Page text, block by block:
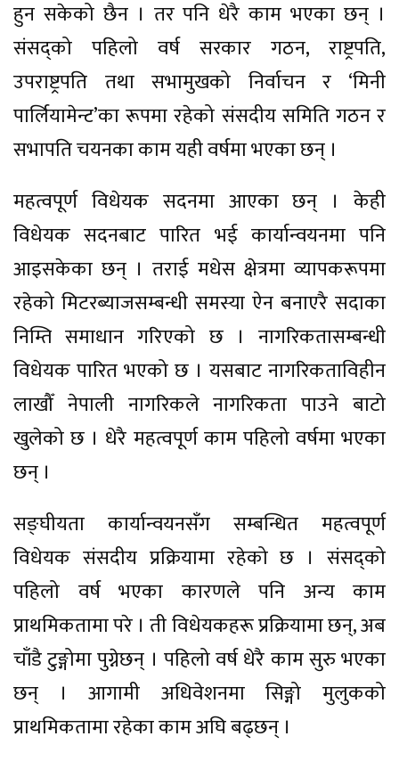
हुन सकेको छैन । तर पनि धेरै काम भएका छन् ।
संसद्को पहिलो वर्ष सरकार गठन, राष्ट्रपति,
उपराष्ट्रपति तथा सभामुखको निर्वाचन र ‘मिनी
पार्लियामेन्ट’का रूपमा रहेको संसदीय समिति गठन र
सभापति चयनका काम यही वर्षमा भएका छन् ।
महत्वपूर्ण विधेयक सदनमा आएका छन् । केही
विधेयक सदनबाट पारित भई कार्यान्वयनमा पनि
आइसकेका छन् । तराई मधेस क्षेत्रमा व्यापकरूपमा
रहेको मिटरब्याजसम्बन्धी समस्या ऐन बनाएरै सदाका
निम्ति समाधान गरिएको छ । नागरिकतासम्बन्धी
विधेयक पारित भएको छ । यसबाट नागरिकताविहीन
लाखौँ नेपाली नागरिकले नागरिकता पाउने बाटो
खुलेको छ । धेरै महत्वपूर्ण काम पहिलो वर्षमा भएका
छन् ।
सङ्घीयता कार्यान्वयनसँग सम्बन्धित महत्वपूर्ण
विधेयक संसदीय प्रक्रियामा रहेको छ । संसद्को
पहिलो वर्ष भएका कारणले पनि अन्य काम
प्राथमिकतामा परे । ती विधेयकहरू प्रक्रियामा छन्, अब
चाँडै टुङ्गोमा पुग्नेछन् । पहिलो वर्ष धेरै काम सुरु भएका
छन् । आगामी अधिवेशनमा सिङ्गो मुलुकको
प्राथमिकतामा रहेका काम अघि बढ्छन् ।